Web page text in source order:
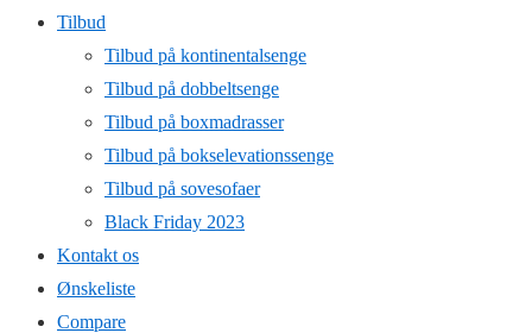
Tilbud
Tilbud på kontinentalsenge
Tilbud på dobbeltsenge
Tilbud på boxmadrasser
Tilbud på bokselevationssenge
Tilbud på sovesofaer
Black Friday 2023
Kontakt os
Ønskeliste
Compare